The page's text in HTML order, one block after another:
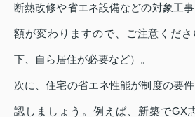
断熱改修や省エネ設備などの対象工
額が変わりますので、ご注意くだ
下、自ら居住が必要など）。
次に、住宅の省エネ性能が制度の要
認しましょう。例えば、新築でGX